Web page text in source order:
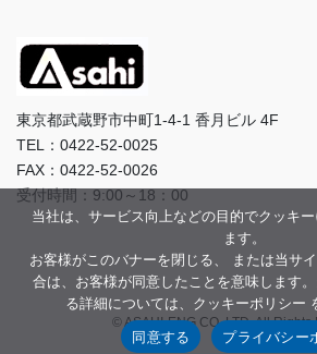
東京都武蔵野市中町1-4-1 香月ビル 4F
TEL：0422-52-0025
FAX：0422-52-0026
受付時間：9:00～18：00
© ASAHI-ENG CO.,LTD. All Rights
当社は、サービス向上などの目的でクッキ
ます。
お客様がこのバナーを閉じる、 または当サ
合は、お客様が同意したことを意味します
る詳細については、クッキーポリシー
同意する
プライバシー